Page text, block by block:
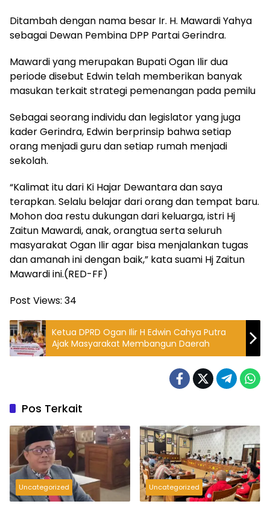
Ditambah dengan nama besar Ir. H. Mawardi Yahya
sebagai Dewan Pembina DPP Partai Gerindra.
Mawardi yang merupakan Bupati Ogan Ilir dua
periode disebut Edwin telah memberikan banyak
masukan terkait strategi pemenangan pada pemilu
Sebagai seorang individu dan legislator yang juga
kader Gerindra, Edwin berprinsip bahwa setiap
orang menjadi guru dan setiap rumah menjadi
sekolah.
“Kalimat itu dari Ki Hajar Dewantara dan saya
terapkan. Selalu belajar dari orang dan tempat baru.
Mohon doa restu dukungan dari keluarga, istri Hj
Zaitun Mawardi, anak, orangtua serta seluruh
masyarakat Ogan Ilir agar bisa menjalankan tugas
dan amanah ini dengan baik,” kata suami Hj Zaitun
Mawardi ini.(RED-FF)
Post Views: 34
Ketua DPRD Ogan Ilir H Edwin Cahya Putra
Ajak Masyarakat Membangun Daerah
Pos Terkait
Uncategorized Uncategorized